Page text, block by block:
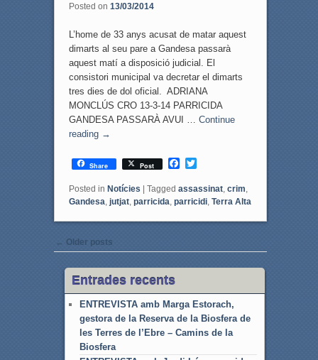
Posted on 13/03/2014
L’home de 33 anys acusat de matar aquest
dimarts al seu pare a Gandesa passarà
aquest matí a disposició judicial. El
consistori municipal va decretar el dimarts
tres dies de dol oficial. ADRIANA
MONCLÚS CRO 13-3-14 PARRICIDA
GANDESA PASSARÀ AVUI … Continue
reading →
Share Post
F
c
e
b
o
T
i
t
t
e
Posted in Notícies | Tagged assassinat, crim
Gandesa jutjat, parricida parricidi, Terra Alta
Post navigation
← Older posts
Entrades recents
ENTREVISTA amb Marga Estorach,
gestora de la Reserva de la Biosfera de
les Terres de l’Ebre – Camins de la
Biosfera